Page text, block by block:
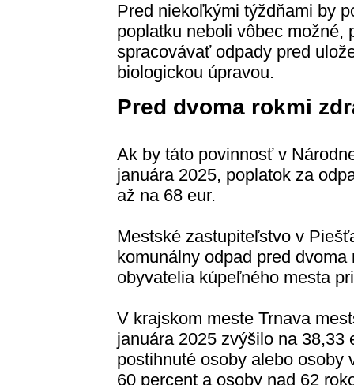
Pred niekoľkými týždňami by
poplatku neboli vôbec
spracovávať odpady pred
biologickou úpravou.
Pred dvoma rokmi
Ak by táto povinnosť v
januára 2025, poplatok za
až na 68 eur.
Mestské zastupiteľstvo v
komunálny odpad pred
obyvatelia kúpeľného mesta
V krajskom meste Trnava
januára 2025 zvýšilo na 38,33
postihnuté osoby alebo osoby
60 percent a osoby nad 62